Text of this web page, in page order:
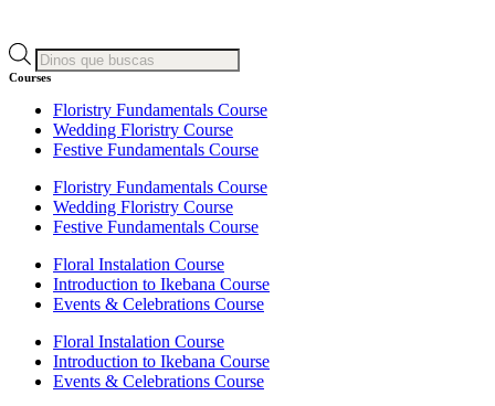
Búsqueda
de
Courses
Floristry Fundamentals Course
Wedding Floristry Course
Festive Fundamentals Course
Floristry Fundamentals Course
Wedding Floristry Course
Festive Fundamentals Course
Floral Instalation Course
Introduction to Ikebana Course
Events & Celebrations Course
Floral Instalation Course
Introduction to Ikebana Course
Events & Celebrations Course